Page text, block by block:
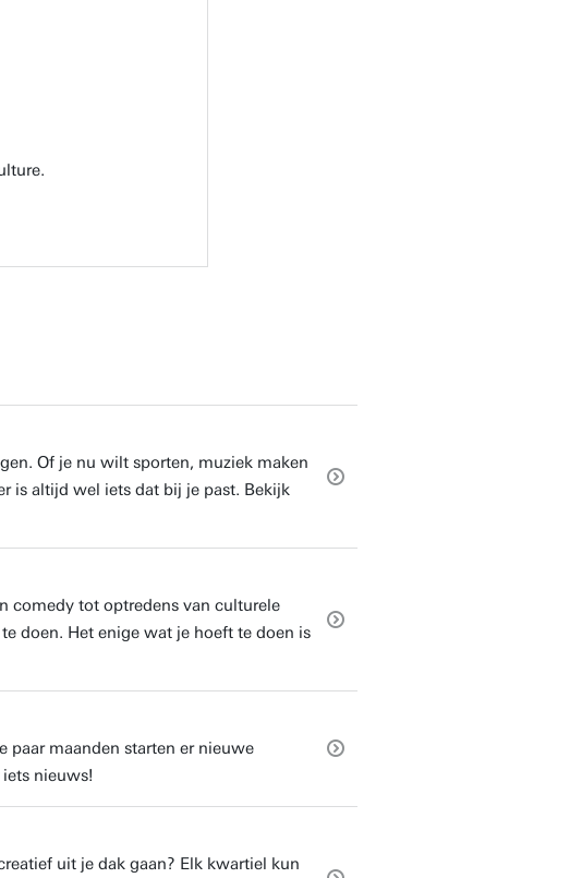
Of je nu wilt sporten, muziek maken
is altijd wel iets dat bij je past. Bekijk
comedy tot optredens van culturele
doen. Het enige wat je hoeft te doen is
paar maanden starten er nieuwe
nieuws!
uit je dak gaan? Elk kwartiel kun